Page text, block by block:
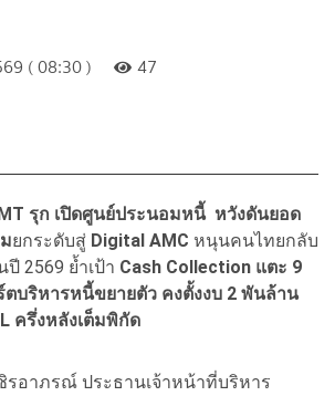
( 08:30 )
47
รุก เปิดศูนย์ประนอมหนี้หวังดันยอด
ยกระดับสู่ Digital AMC หนุนคนไทยกลับ
2569 ย้ำเป้า Cash Collection แตะ 9
บริหารหนี้ขยายตัว คงตั้งงบ 2 พันล้าน
ครึ่งหลังเต็มพิกัด
อาภรณ์ ประธานเจ้าหน้าที่บริหาร